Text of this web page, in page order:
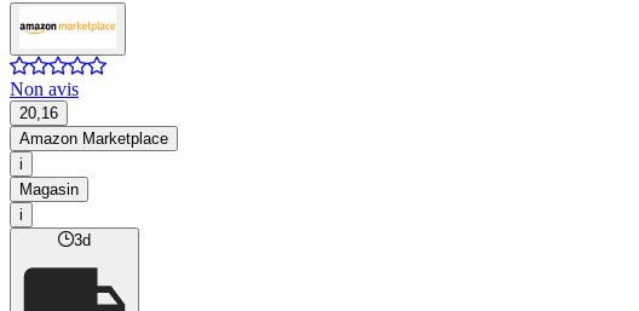
Non avis
20,16
Amazon Marketplace
i
Magasin
i
3d